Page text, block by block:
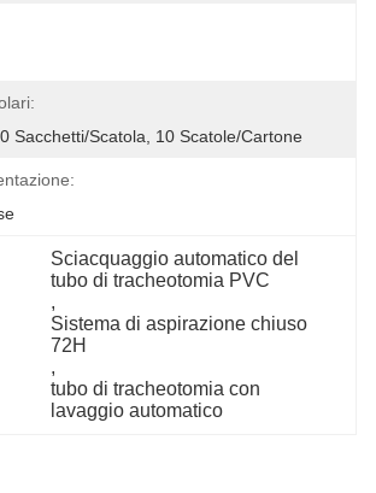
Sacchetti/scatola, 10 Scatole/cartone
Sciacquaggio automatico del
tubo di tracheotomia PVC
,
Sistema di aspirazione chiuso
72H
,
tubo di tracheotomia con
lavaggio automatico